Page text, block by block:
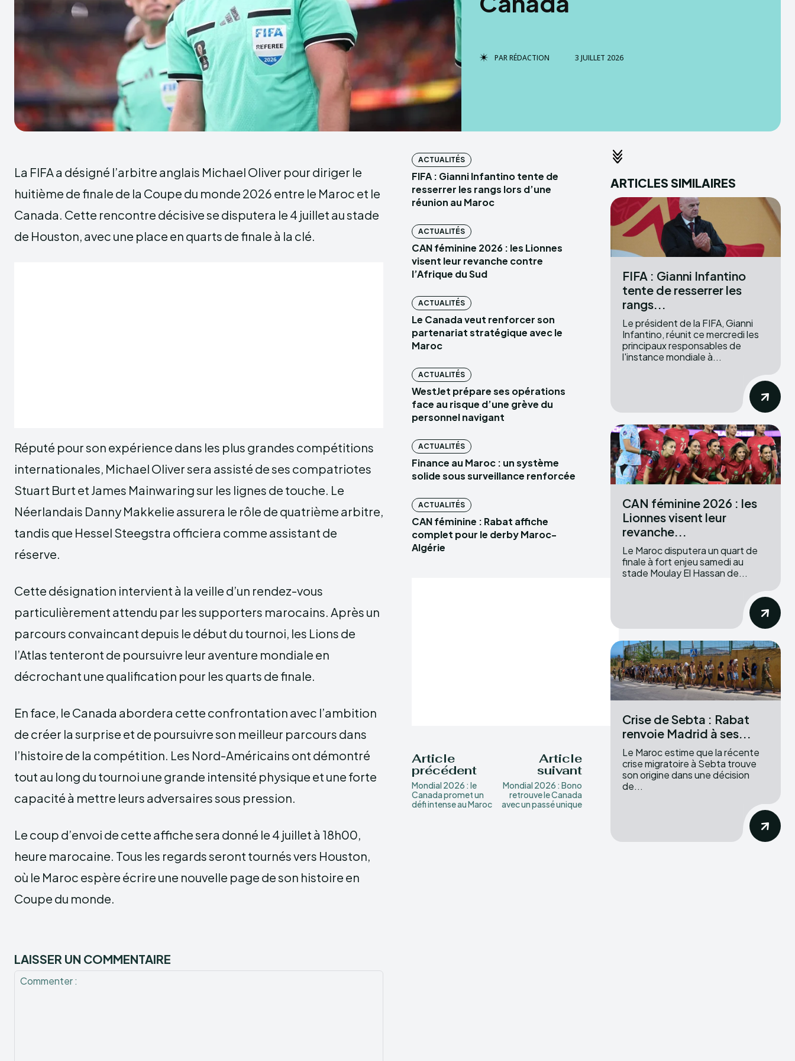
PARRÉDACTION 3 JUILLET 2026
La FIFA a désigné l’arbitre anglais Michael Oliver pour diriger le
huitième de finale de la Coupe du monde 2026 entre le Maroc et le
Canada. Cette rencontre décisive se disputera le 4 juillet au stade
de Houston, avec une place en quarts de finale à la clé.
Réputé pour son expérience dans les plus grandes compétitions
internationales, Michael Oliver sera assisté de ses compatriotes
Stuart Burt et James Mainwaring sur les lignes de touche. Le
Néerlandais Danny Makkelie assurera le rôle de quatrième arbitre,
tandis que Hessel Steegstra officiera comme assistant de
réserve.
Cette désignation intervient à la veille d’un rendez-vous
particulièrement attendu par les supporters marocains. Après un
parcours convaincant depuis le début du tournoi, les Lions de
l’Atlas tenteront de poursuivre leur aventure mondiale en
décrochant une qualification pour les quarts de finale.
En face, le Canada abordera cette confrontation avec l’ambition
de créer la surprise et de poursuivre son meilleur parcours dans
l’histoire de la compétition. Les Nord-Américains ont démontré
tout au long du tournoi une grande intensité physique et une forte
capacité à mettre leurs adversaires sous pression.
Le coup d’envoi de cette affiche sera donné le 4 juillet à 18h00,
heure marocaine. Tous les regards seront tournés vers Houston,
où le Maroc espère écrire une nouvelle page de son histoire en
Coupe du monde.
LAISSER UN COMMENTAIRE
ACTUALITÉS
FIFA : Gianni Infantino tente de
resserrer les rangs lors d’une
réunion au Maroc
ACTUALITÉS
CAN féminine 2026 : les Lionnes
visent leur revanche contre
l’Afrique du Sud
ACTUALITÉS
Le Canada veut renforcer son
partenariat stratégique avec le
Maroc
ACTUALITÉS
WestJet prépare ses opérations
face au risque d’une grève du
personnel navigant
ACTUALITÉS
Finance au Maroc : un système
solide sous surveillance renforcée
ACTUALITÉS
CAN féminine : Rabat affiche
complet pour le derby Maroc-
Algérie
Article
précédent
Mondial 2026 : le
Canada promet un
défi intense au Maroc
Article
suivant
Mondial 2026 : Bono
retrouve le Canada
avec un passé unique
ARTICLES SIMILAIRES
FIFA : Gianni Infantino
tente de resserrer les
rangs...
Le président de la FIFA, Gianni
Infantino, réunit ce mercredi les
principaux responsables de
l'instance mondiale à...
CAN féminine 2026 : les
Lionnes visent leur
revanche...
Le Maroc disputera un quart de
finale à fort enjeu samedi au
stade Moulay El Hassan de...
Crise de Sebta : Rabat
renvoie Madrid à ses...
Le Maroc estime que la récente
crise migratoire à Sebta trouve
son origine dans une décision
de...